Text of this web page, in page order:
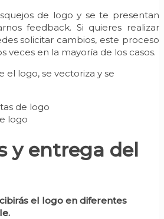
de logo y se te presentan
feedback. Si quieres realizar
solicitar cambios, este proceso
veces en la mayoría de los casos.
el logo, se vectoriza y se
y entrega del
el logo en diferentes